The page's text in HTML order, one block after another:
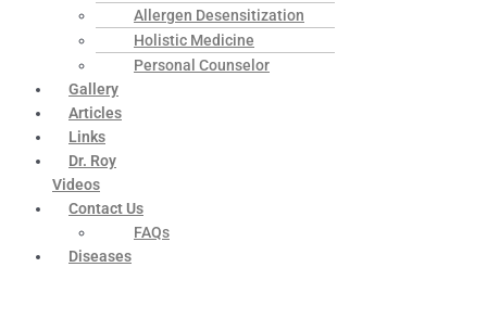
Allergen Desensitization
Holistic Medicine
Personal Counselor
Gallery
Articles
Links
Dr. Roy
Videos
Contact Us
FAQs
Diseases